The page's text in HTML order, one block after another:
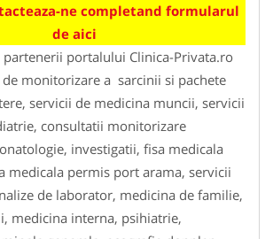
ne completand formularul
de aici
partenerii portalului Clinica-Privata.ro
monitorizare a sarcinii si pachete
servicii de medicina muncii, servicii
consultatii monitorizare
investigatii, fisa medicala
medicala permis port arama, servicii
de laborator, medicina de familie,
medicina interna, psihiatrie,